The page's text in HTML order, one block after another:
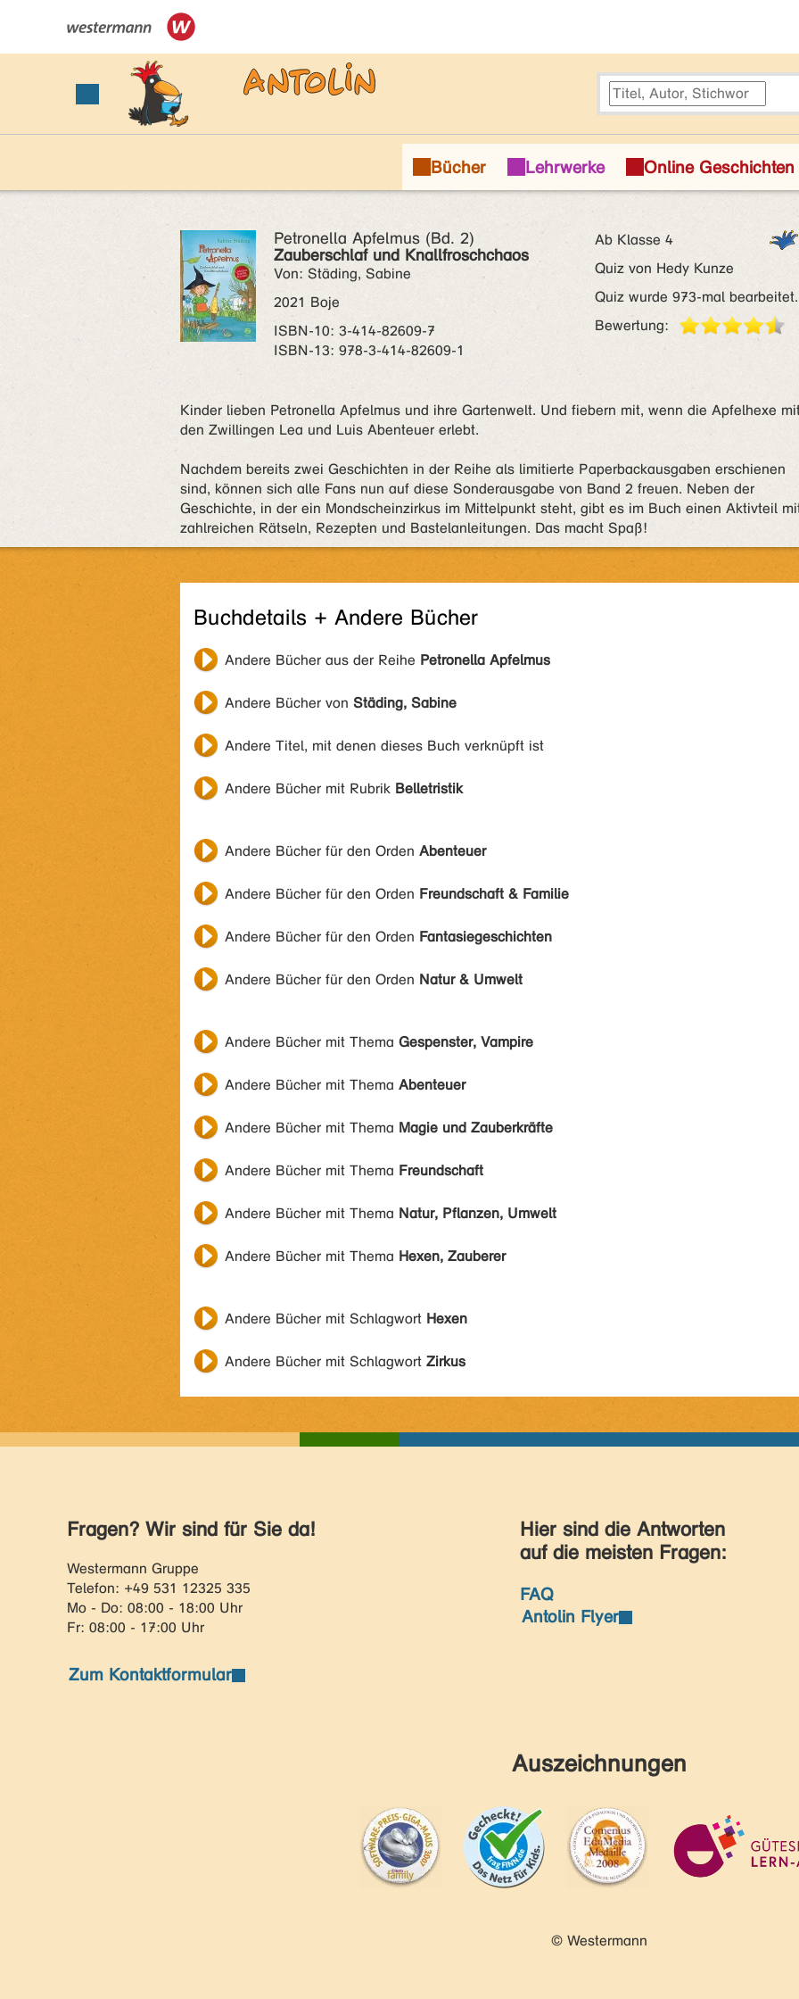
Petronella Apfelmus (Bd. 2)
Zauberschlaf und Knallfroschchaos
Von: Städing, Sabine
2021 Boje
ISBN‑10: 3-414-82609-7
ISBN‑13: 978-3-414-82609-1
Ab Klasse 4
Quiz von Hedy Kunze
Quiz wurde 973-mal bearbeitet.
Bewertung:
Kinder lieben Petronella Apfelmus und ihre Gartenwelt. Und fiebern mit, wenn die Apfelhexe
den Zwillingen Lea und Luis Abenteuer erlebt.
Nachdem bereits zwei Geschichten in der Reihe als limitierte Paperbackausgaben erschienen
sind, können sich alle Fans nun auf diese Sonderausgabe von Band 2 freuen. Neben der
Geschichte, in der ein Mondscheinzirkus im Mittelpunkt steht, gibt es im Buch einen Aktivteil
zahlreichen Rätseln, Rezepten und Bastelanleitungen. Das macht Spaß!
Buchdetails + Andere Bücher
Andere Bücher aus der Reihe Petronella Apfelmus
Andere Bücher von Städing, Sabine
Andere Titel, mit denen dieses Buch verknüpft ist
Andere Bücher mit Rubrik Belletristik
Andere Bücher für den Orden Abenteuer
Andere Bücher für den Orden Freundschaft & Familie
Andere Bücher für den Orden Fantasiegeschichten
Andere Bücher für den Orden Natur & Umwelt
Andere Bücher mit Thema Gespenster, Vampire
Andere Bücher mit Thema Abenteuer
Andere Bücher mit Thema Magie und Zauberkräfte
Andere Bücher mit Thema Freundschaft
Andere Bücher mit Thema Natur, Pflanzen, Umwelt
Andere Bücher mit Thema Hexen, Zauberer
Andere Bücher mit Schlagwort Hexen
Andere Bücher mit Schlagwort Zirkus